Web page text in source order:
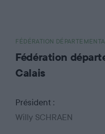
FÉDÉRATION
Fédération
Calais
Président :
Willy SCHRAEN